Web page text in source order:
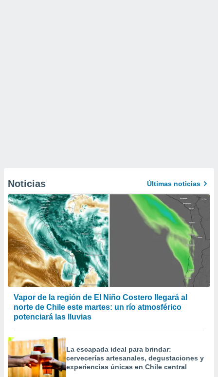
Noticias Últimas noticias
Vapor de la región de El Niño Costero llegará al
norte de Chile este martes: un río atmosférico
potenciará las lluvias
La escapada ideal para brindar:
cervecerías artesanales, degustaciones y
experiencias únicas en Chile central